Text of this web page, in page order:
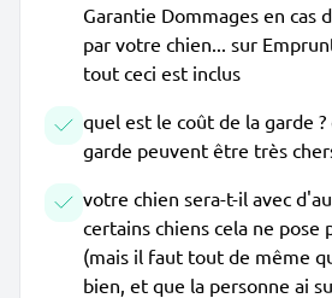
Garantie Dommages en cas
par votre chien... sur
tout ceci est inclus
quel est le coût de la garde
garde peuvent être très
votre chien sera-t-il avec
certains chiens cela ne pose
(mais il faut tout de même
bien, et que la personne ai